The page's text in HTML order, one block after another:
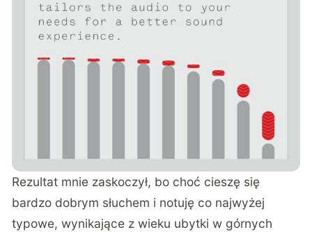
Rezultat mnie zaskoczył, bo choć cieszę się
bardzo dobrym słuchem i notuję co najwyżej
typowe, wynikające z wieku ubytki w górnych